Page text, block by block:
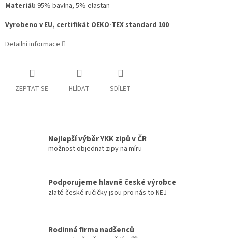
Materiál: 95% bavlna, 5% elastan
Vyrobeno v EU, certifikát OEKO-TEX standard 100
Detailní informace
ZEPTAT SE HLÍDAT SDÍLET
Nejlepší výběr YKK zipů v ČR
možnost objednat zipy na míru
Podporujeme hlavně české výrobce
zlaté české ručičky jsou pro nás to NEJ
Rodinná firma nadšenců